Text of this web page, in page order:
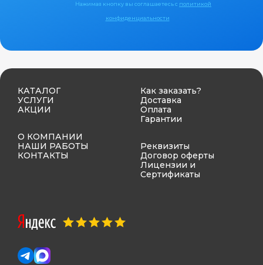
Нажимая кнопку вы соглашаетесь с политикой
конфиденциальности
КАТАЛОГ
УСЛУГИ
АКЦИИ
О КОМПАНИИ
НАШИ РАБОТЫ
КОНТАКТЫ
Как заказать?
Доставка
Оплата
Гарантии
Реквизиты
Договор оферты
Лицензии и
Сертификаты